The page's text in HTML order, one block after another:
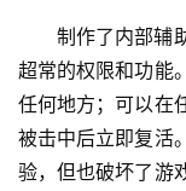
制作了内部辅
超常的权限和功能
任何地方；可以在
被击中后立即复活
验，但也破坏了游